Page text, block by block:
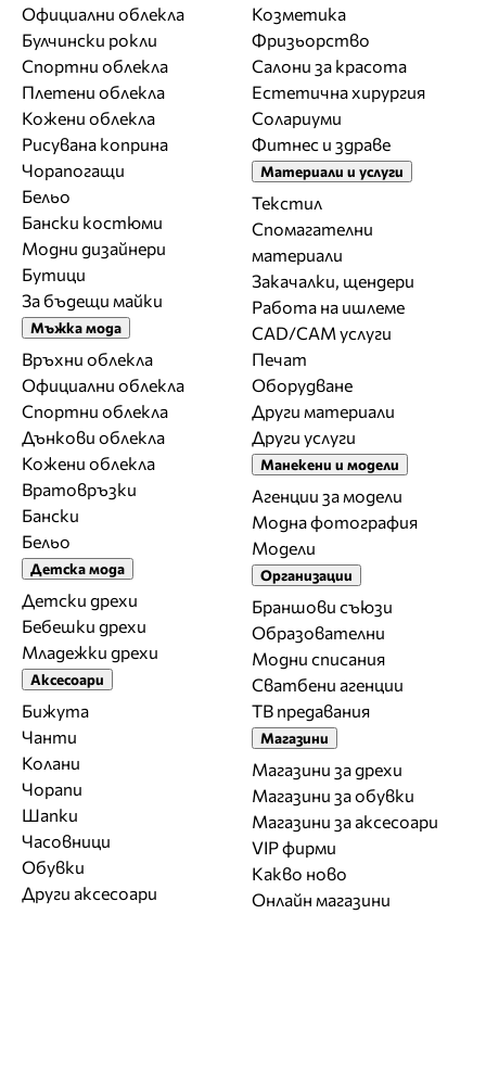
Официални облекла
Булчински рокли
Спортни облекла
Плетени облекла
Кожени облекла
Рисувана коприна
Чорапогащи
Бельо
Бански костюми
Модни дизайнери
Бутици
За бъдещи майки
Мъжка мода
Връхни облекла
Официални облекла
Спортни облекла
Дънкови облекла
Кожени облекла
Вратовръзки
Бански
Бельо
Детска мода
Детски дрехи
Бебешки дрехи
Младежки дрехи
Аксесоари
Бижута
Чанти
Колани
Чорапи
Шапки
Часовници
Обувки
Други аксесоари
Козметика
Фризьорство
Салони за красота
Естетична хирургия
Солариуми
Фитнес и здраве
Материали и услуги
Текстил
Спомагателни
материали
Закачалки, щендери
Работа на ишлеме
CAD/CAM услуги
Печат
Оборудване
Други материали
Други услуги
Манекени и модели
Агенции за модели
Модна фотография
Модели
Организации
Браншови съюзи
Образователни
Модни списания
Сватбени агенции
ТВ предавания
Магазини
Магазини за дрехи
Магазини за обувки
Магазини за aксесоари
VIP фирми
Какво ново
Онлайн магазини